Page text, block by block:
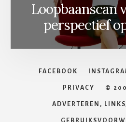
Loopbaanscan
perspectief
FACEBOOK
PRIVACY ©
ADVERTEREN,